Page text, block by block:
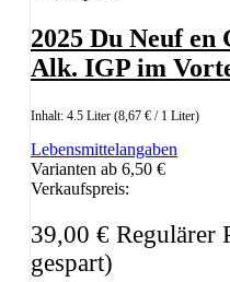
2025 Du Neuf en
Alk. IGP im
Inhalt: 4.5 Liter (8,67 € / 1 Liter)
Lebensmittelangaben
Varianten ab 6,50 €
Verkaufspreis:
39,00 € Regulärer
gespart)